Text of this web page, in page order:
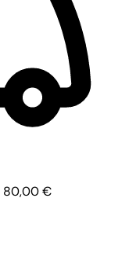
80,00€